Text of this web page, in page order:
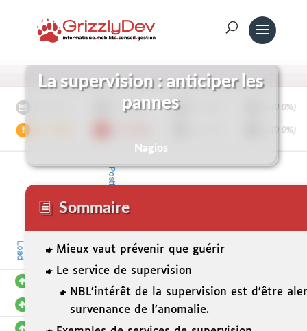
La supervision : anticiper les
pannes
Nagios
i Sommaire
 Mieux vaut prévenir que guérir
 Le service de supervision

NBL’intérêt de la supervision est d’être
survenance de l’anomalie.